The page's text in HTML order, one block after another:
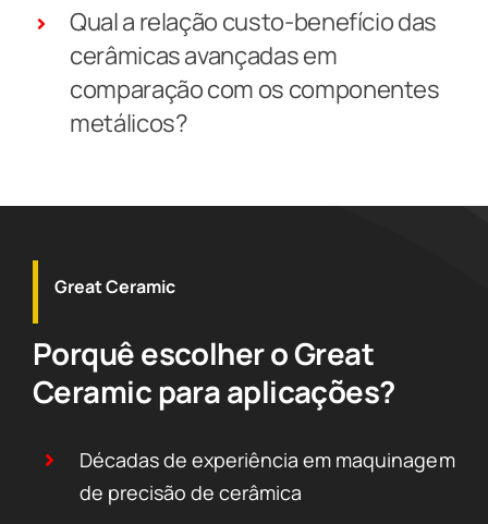
Qual a relação custo-benefício das
cerâmicas avançadas em
comparação com os componentes
metálicos?
Great Ceramic
Porquê escolher o Great
Ceramic para aplicações?
Décadas de experiência em maquinagem
de precisão de cerâmica